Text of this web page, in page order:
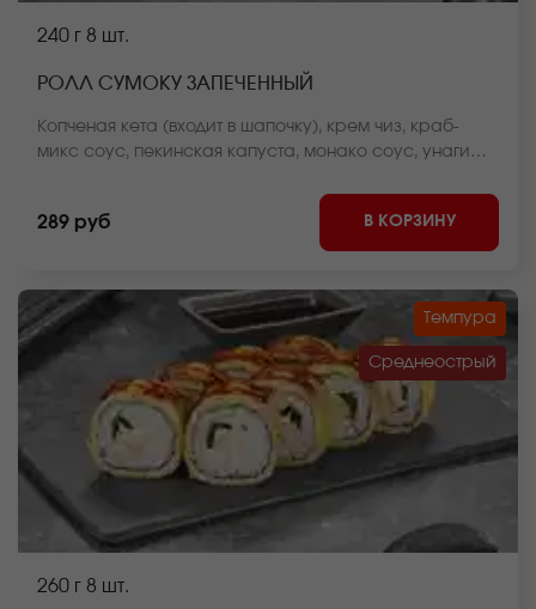
240 г 8 шт.
РОЛЛ СУМОКУ ЗАПЕЧЕННЫЙ
Копченая кета (входит в шапочку), крем чиз, краб-
микс соус, пекинская капуста, монако соус, унаги
289 руб В КОРЗИНУ
Темпура
Среднеострый
260 г 8 шт.